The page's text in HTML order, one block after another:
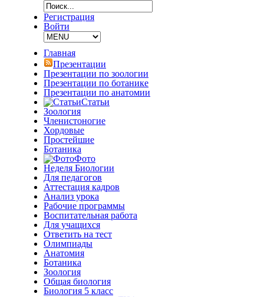
Регистрация
Войти
Главная
Презентации
Презентации по зоологии
Презентации по ботанике
Презентации по анатомии
Статьи
Зоология
Членистоногие
Хордовые
Простейшие
Ботаника
Фото
Неделя Биологии
Для педагогов
Аттестация кадров
Анализ урока
Рабочие программы
Воспитательная работа
Для учащихся
Ответить на тест
Олимпиады
Анатомия
Ботаника
Зоология
Общая биология
Биология 5 класс